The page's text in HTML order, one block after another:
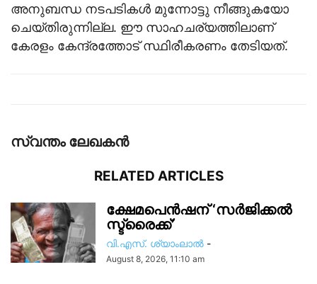
അനുബന്ധ നടപടികൾ മുന്നോട്ടു നീങ്ങുകയോ
ചെയ്തിരുന്നില്ല. ഈ സാഹചര്യത്തിലാണ്
കേരളം കേന്ദ്രത്തോട് സ്ഥിരീകരണം തേടിയത്.
സ്വന്തം ലേഖകന്‍
RELATED ARTICLES
ക്ഷേമപെൻഷന് ‘സർജിക്കൽ
സ്ട്രൈക്ക്’
വി.എസ്. ശ്യാംലാൽ -
August 8, 2026, 11:10 am